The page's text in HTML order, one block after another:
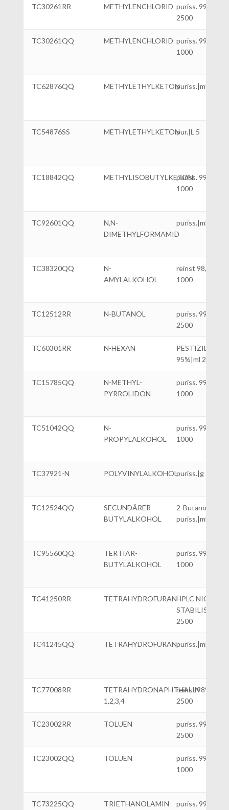
TC30261RR METHYLENCHLORID puriss. 99,5%|ml
2500
TC30261QQ METHYLENCHLORID puriss. 99,5%|ml
1000
TC62876QQ METHYLETHYLKETONpuriss.|ml 1000
TC54876SS METHYLETHYLKETONpur.|L 5
TC18842QQ METHYLISOBUTYLKETONpuriss. 99,5%|ml
1000
TC92601QQ
N,N-
DIMETHYLFORMAMID
puriss.|ml 1000
TC38320QQ
N-
AMYLALKOHOL
reinst 98,5% ml
1000
TC12512RR N-BUTANOL
puriss. 99%|ml
2500
TC60301RR N-HEXAN
PESTIZIDEN
95%|ml 2500
TC15785QQ
N-METHYL-
PYRROLIDON
puriss. 99,5%|ml
1000
TC51042QQ
N-
PROPYLALKOHOL
puriss. 99,5%|ml
1000
TC37921-N POLYVINYLALKOHOLpuriss.|g 100
TC12524QQ
SECUNDÄRER
BUTYLALKOHOL
2-Butanol
puriss.|ml 1000
TC95560QQ
TERTIÄR-
BUTYLALKOHOL
puriss. 99,5%|ml
1000
TC41250RR TETRAHYDROFURANHPLC NICHT
2500
TC41245QQ TETRAHYDROFURANpuriss.|ml 1000
TC77008RR
TETRAHYDRONAPHTHALIN
1,2,3,4
reinst 98% ml
2500
TC23002RR TOLUEN
puriss. 99%|ml
2500
TC23002QQ TOLUEN
puriss. 99%|ml
1000
TC73225QQ TRIETHANOLAMIN
puriss. 99%|ml